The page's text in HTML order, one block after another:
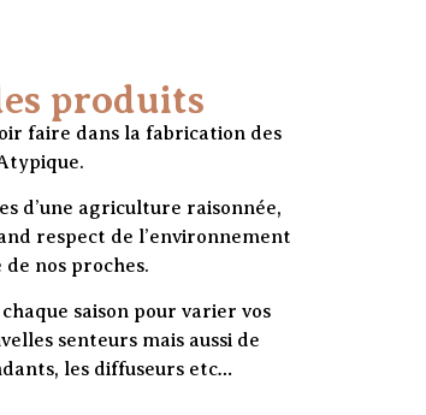
produits
faire dans la fabrication des
d’une agriculture raisonnée,
respect de l’environnement
nos proches.
saison pour varier vos
senteurs mais aussi de
les diffuseurs etc…